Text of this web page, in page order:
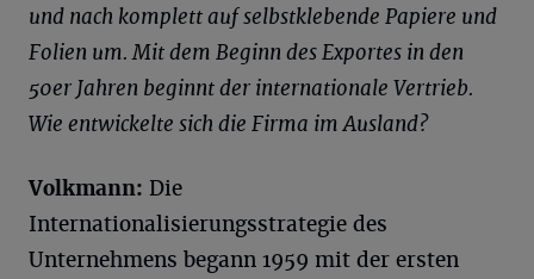
und nach komplett auf selbstklebende Papiere und
Folien um. Mit dem Beginn des Exportes in den
50er Jahren beginnt der internationale Vertrieb.
Wie entwickelte sich die Firma im Ausland?
Volkmann: Die
Internationalisierungsstrategie des
Unternehmens begann 1959 mit der ersten